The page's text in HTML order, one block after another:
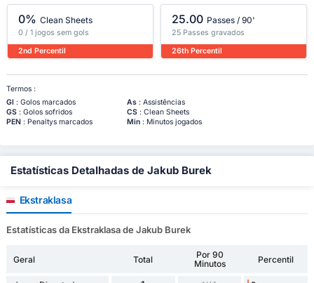
0% Clean Sheets
0 / 1 jogos sem gols
2nd Percentil
25.00 Passes / 90'
25 Passes gravados
26th Percentil
Termos :
Gl : Golos marcados As: Assistências
GS: Golos sofridos CS: Clean Sheets
PEN: Penaltys marcados Min: Minutos jogados
Estatísticas Detalhadas de Jakub Burek
Ekstraklasa
Estatísticas da Ekstraklasa de Jakub Burek
Geral Total
Por 90
Minutos
Percentil